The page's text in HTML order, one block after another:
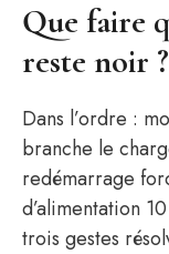
Que faire
reste noir ?
Dans l’ordre :
branche le
redémarrage
d’alimentation
trois gestes